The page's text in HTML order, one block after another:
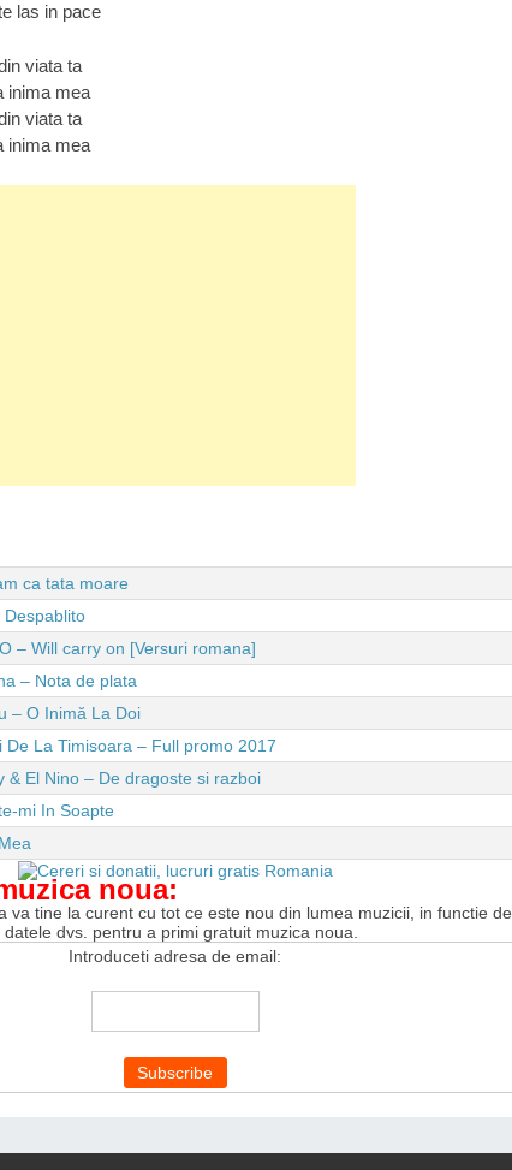
las in pace
viata ta
inima mea
viata ta
inima mea
ca tata moare
Despablito
– Will carry on [Versuri romana]
– Nota de plata
– O Inimă La Doi
De La Timisoara – Full promo 2017
& El Nino – De dragoste si razboi
mi In Soapte
noua:
va tine la curent cu tot ce este nou din lumea muzicii, in functie de
dvs. pentru a primi gratuit muzica noua.
Introduceti adresa de email: